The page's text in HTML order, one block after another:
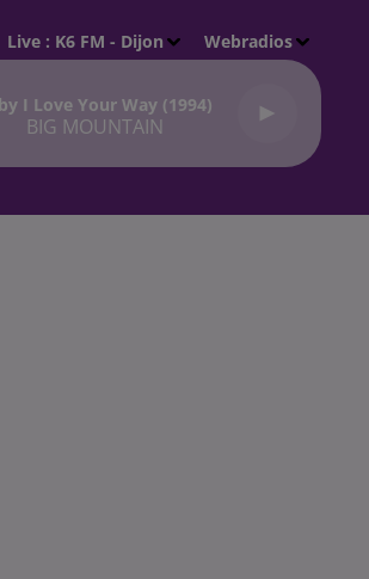
Live : K6 FM - Dijon Webradios
I Love Your Way (1994)
BIG MOUNTAIN